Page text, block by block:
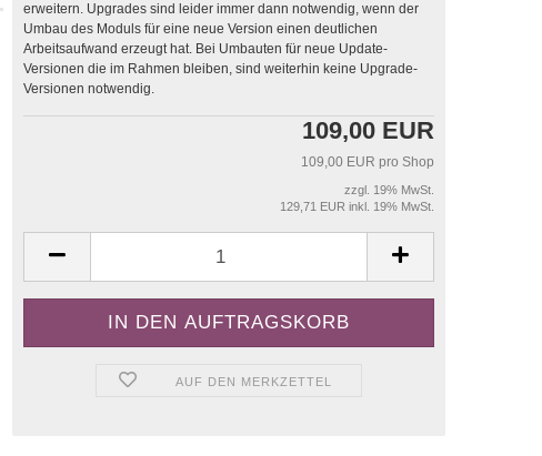
erweitern. Upgrades sind leider immer dann notwendig, wenn der
Umbau des Moduls für eine neue Version einen deutlichen
Arbeitsaufwand erzeugt hat. Bei Umbauten für neue Update-
Versionen die im Rahmen bleiben, sind weiterhin keine Upgrade-
Versionen notwendig.
109,00 EUR
109,00 EUR pro Shop
zzgl. 19% MwSt.
129,71 EUR inkl. 19% MwSt.
AUF DEN MERKZETTEL